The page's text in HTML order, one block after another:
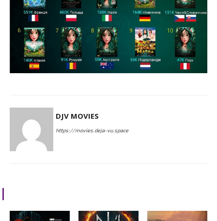
DJV MOVIES
https://movies.deja-vu.space